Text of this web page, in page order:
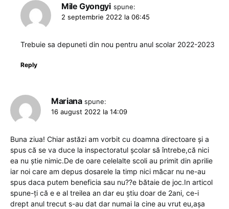
Mile Gyongyi spune:
2 septembrie 2022 la 06:45
Trebuie sa depuneti din nou pentru anul scolar 2022-2023
Reply
Mariana spune:
16 august 2022 la 14:09
Buna ziua! Chiar astăzi am vorbit cu doamna directoare și a
spus că se va duce la inspectoratul școlar să întrebe,că nici
ea nu știe nimic.De de oare celelalte scoli au primit din aprilie
iar noi care am depus dosarele la timp nici măcar nu ne-au
spus daca putem beneficia sau nu??e bătaie de joc.In articol
spune-ți că e e al treilea an dar eu știu doar de 2ani, ce-i
drept anul trecut s-au dat dar numai la cine au vrut eu,așa